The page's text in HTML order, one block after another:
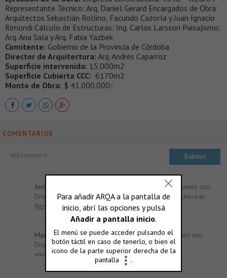
Representante Técnico: Arq. Daniel Gerard Encargados de Obra:
Arquitectos Sebastián Rollino, Facundo Cazorla y Juan Ignacio
Rimondi Cálculo de Estructuras: Ing. Carlos Larsson Paisajismo:
Arq. Ana Sala y Arq. Fabia Yazbek
Comitente: Gobierno de la Provincia de Córdoba
Director de Arquitectura: Arq. Andrés Caparroz
Superficie intervenida: 15.000m2
Superficie Cubierta CCC: 6170m2
Monto de Obra: $ 41.000.000.-
COMENTARIOS
Anónimo:
Somos una empresa pionera en filmaciones con
Drones en Full HD www.facebook.com/VantVistasAereas
Reply
Marko:Somos una empresa pionera en filmaciones con
Drones en Full HD nuestra pagina es:
www.facebook.com/VantVistasAereasReply